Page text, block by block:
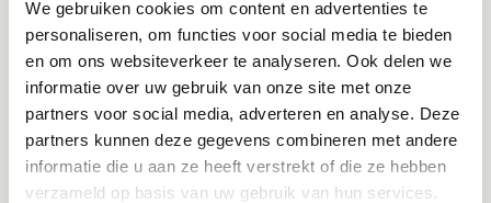
We gebruiken cookies om content en advertenties te
personaliseren, om functies voor social media te bieden
en om ons websiteverkeer te analyseren. Ook delen we
informatie over uw gebruik van onze site met onze
partners voor social media, adverteren en analyse. Deze
partners kunnen deze gegevens combineren met andere
informatie die u aan ze heeft verstrekt of die ze hebben
verzameld op basis van uw gebruik van hun services.
Klantenservice bereikbaarheid:
Ma - Vrij 8:30 - 17:30 uur
Direct advies
App: 06-21959869of bel: 050-409 69 96onze klantenservice